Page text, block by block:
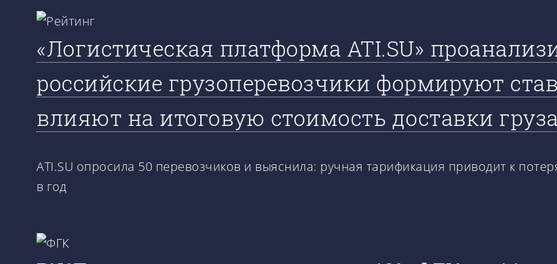
«Логистическая платформа ATI.SU»
российские грузоперевозчики формируют
влияют на итоговую стоимость доставки груза
ATI.SU опросила 50 перевозчиков и выяснила: ручная тарификация приводит к
в год